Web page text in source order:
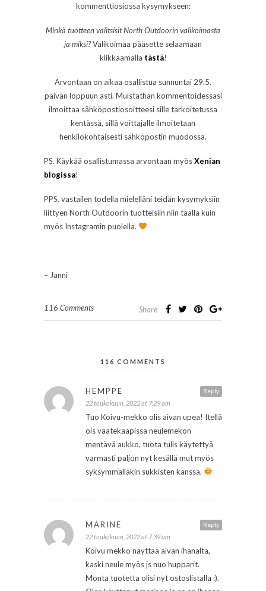
kommenttiosiossa kysymykseen:
Minkä tuotteen valitsisit North Outdoorin valikoimasta
ja miksi?Valikoimaa pääsette selaamaan
klikkaamalla tästä!
Arvontaan on aikaa osallistua sunnuntai 29.5.
päivän loppuun asti. Muistathan kommentoidessasi
ilmoittaa sähköpostiosoitteesi sille tarkoitetussa
kentässä, sillä voittajalle ilmoitetaan
henkilökohtaisesti sähköpostin muodossa.
PS. Käykää osallistumassa arvontaan myösXenian
blogissa!
PPS. vastailen todella mielelläni teidän kysymyksiin
liittyen North Outdoorin tuotteisiin niin täällä kuin
myös Instagramin puolella.
– Janni
116 Comments Share
116 COMMENTS
Reply
HEMPPE
22 toukokuun, 2022 at 7:29 am
Tuo Koivu-mekko olis aivan upea! Itellä
ois vaatekaapissa neulemekon
mentävä aukko, tuota tulis käytettyä
varmasti paljon nyt kesällä mut myös
syksymmälläkin sukkisten kanssa.
Reply
MARINE
22 toukokuun, 2022 at 7:39 am
Koivu mekko näyttää aivan ihanalta,
kaski neule myös js nuo hupparit.
Monta tuotetta olisi nyt ostoslistalla :).